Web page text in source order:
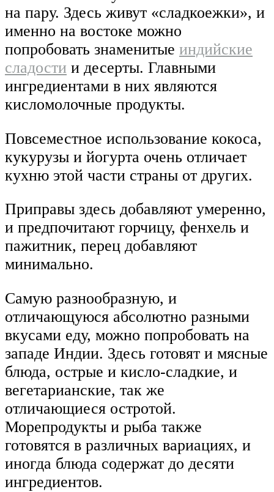
на пару. Здесь живут «сладкоежки», и
именно на востоке можно
попробовать знаменитые индийские
сладости и десерты. Главными
ингредиентами в них являются
кисломолочные продукты.
Повсеместное использование кокоса,
кукурузы и йогурта очень отличает
кухню этой части страны от других.
Приправы здесь добавляют умеренно,
и предпочитают горчицу, фенхель и
пажитник, перец добавляют
минимально.
Самую разнообразную, и
отличающуюся абсолютно разными
вкусами еду, можно попробовать на
западе Индии. Здесь готовят и мясные
блюда, острые и кисло-сладкие, и
вегетарианские, так же
отличающиеся остротой.
Морепродукты и рыба также
готовятся в различных вариациях, и
иногда блюда содержат до десяти
ингредиентов.